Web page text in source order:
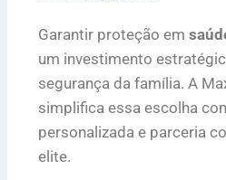
Garantir proteção em
um investimento
segurança da família. A
simplifica essa escolha
personalizada e parceria
elite.